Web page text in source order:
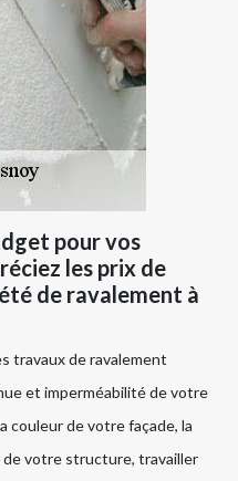
pour vos
les prix de
de ravalement à
travaux de ravalement
et imperméabilité de votre
couleur de votre façade, la
votre structure, travailler